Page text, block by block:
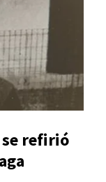
refirió